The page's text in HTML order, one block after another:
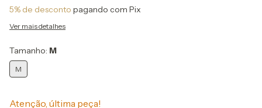
5% de desconto pagando com Pix
Ver mais detalhes
Tamanho: M
M
Atenção, última peça!